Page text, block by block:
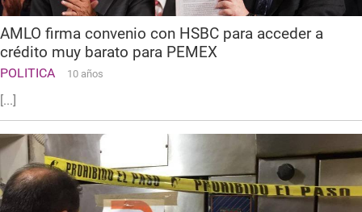
AMLO firma convenio con HSBC para acceder a
crédito muy barato para PEMEX
POLITICA 10 años
[...]